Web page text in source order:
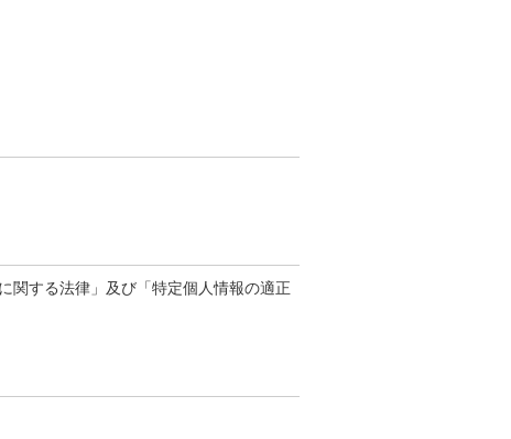
関する法律」及び「特定個人情報の適正